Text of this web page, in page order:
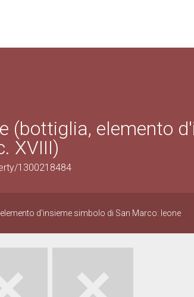
(bottiglia, elemento
XVIII)
1300218484
d'insieme simbolo di San Marco: leone